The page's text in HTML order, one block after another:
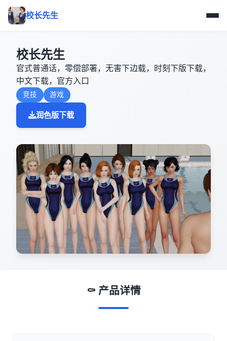
校长先生
校长先生
官式普通话，零偿部署，无害下边载，时刻下版下载，
中文下载，官方入口
竞技 游戏
润色版下载
⚰️ 产品详情